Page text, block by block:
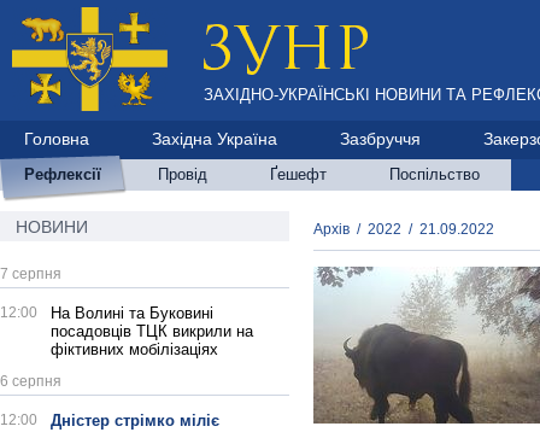
ЗАХІДНО-УКРАЇНСЬКІ НОВИНИ ТА
Головна Західна Україна Зазбруччя
Рефлексії Провід Ґешефт Поспільство
НОВИНИ
7 серпня
12:00
На Волині та Буковині
посадовців ТЦК викрили на
фіктивних мобілізаціях
6 серпня
12:00 Дністер стрімко міліє
Архів / 2022 / 21.09.2022